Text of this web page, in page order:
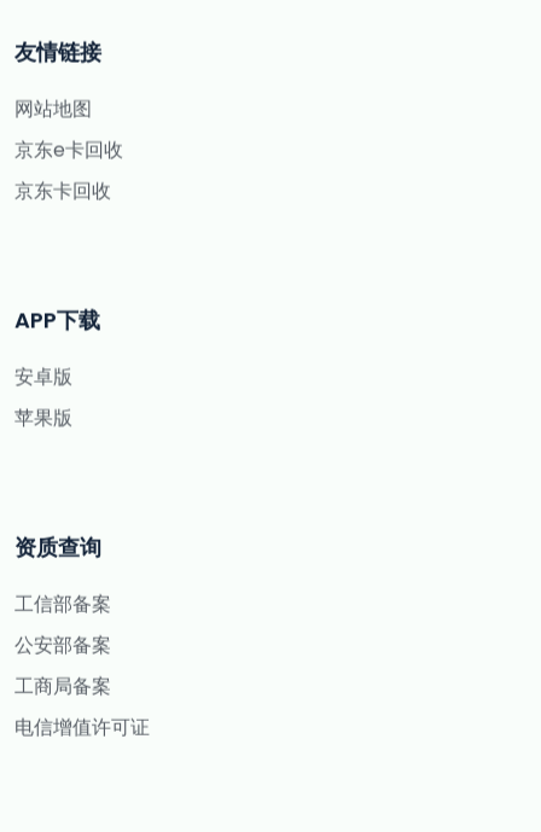
友情链接
网站地图
京东e卡回收
京东卡回收
APP下载
安卓版
苹果版
资质查询
工信部备案
公安部备案
工商局备案
电信增值许可证